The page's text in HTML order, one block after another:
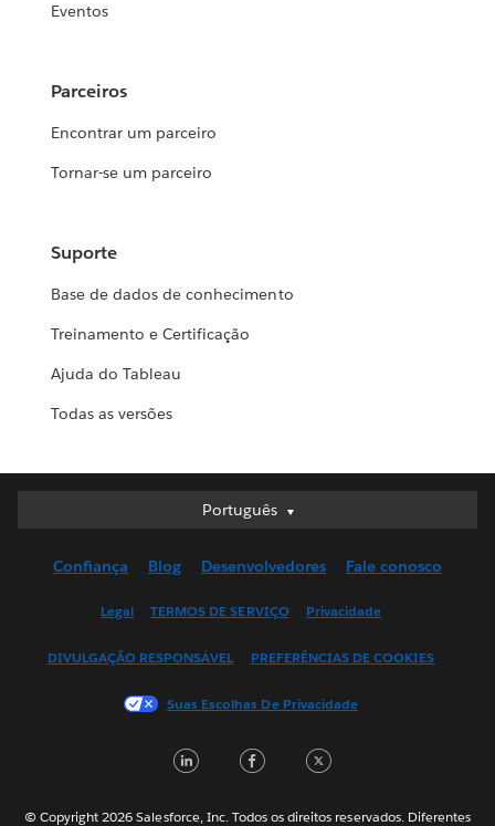
Eventos
Parceiros
Encontrar um parceiro
Tornar-se um parceiro
Suporte
Base de dados de conhecimento
Treinamento e Certificação
Ajuda do Tableau
Todas as versões
Português
Português
English (UK)
Français (Canada)
日本語
Nederlands
Confiança Blog Desenvolvedores Fale conosco
Legal TERMOS DE SERVIÇO Privacidade
DIVULGAÇÃO RESPONSÁVEL PREFERÊNCIAS DE COOKIES
Suas Escolhas De Privacidade
LinkedInFacebook
© Copyright 2026 Salesforce, Inc. Todos os direitos reservados. Diferentes